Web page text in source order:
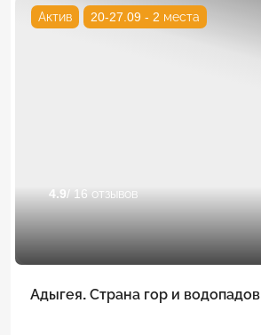
Актив 20-27.09 - 2 места
4.9 / 16 отзывов
Адыгея. Страна гор и водопадов